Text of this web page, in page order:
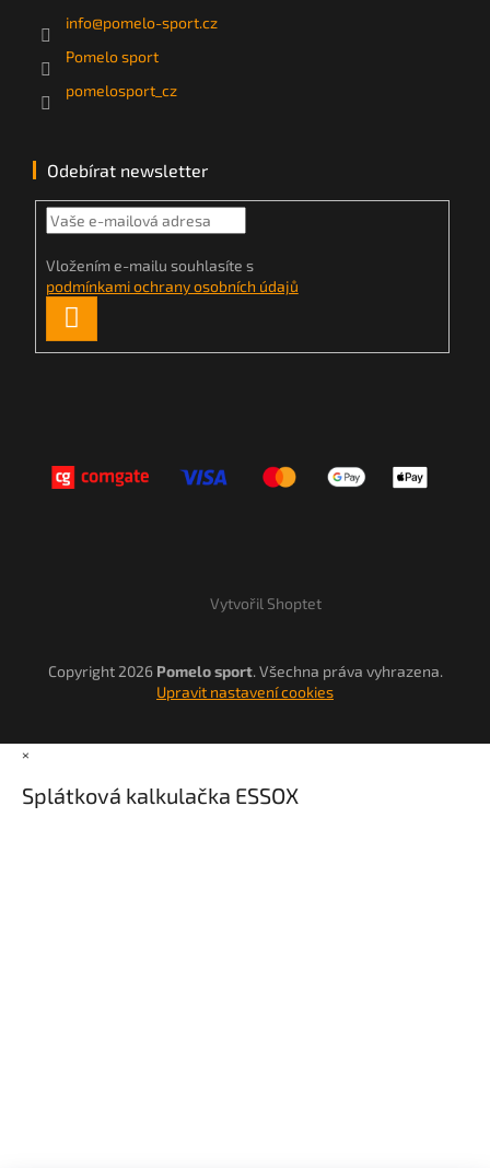
info@pomelo-sport.cz
Pomelo sport
pomelosport_cz
Odebírat newsletter
Vložením e-mailu souhlasíte s
podmínkami ochrany osobních údajů
SE
Vytvořil Shoptet
Copyright 2026 Pomelo sport. Všechna práva vyhrazena.
Upravit nastavení cookies
×
Splátková kalkulačka ESSOX